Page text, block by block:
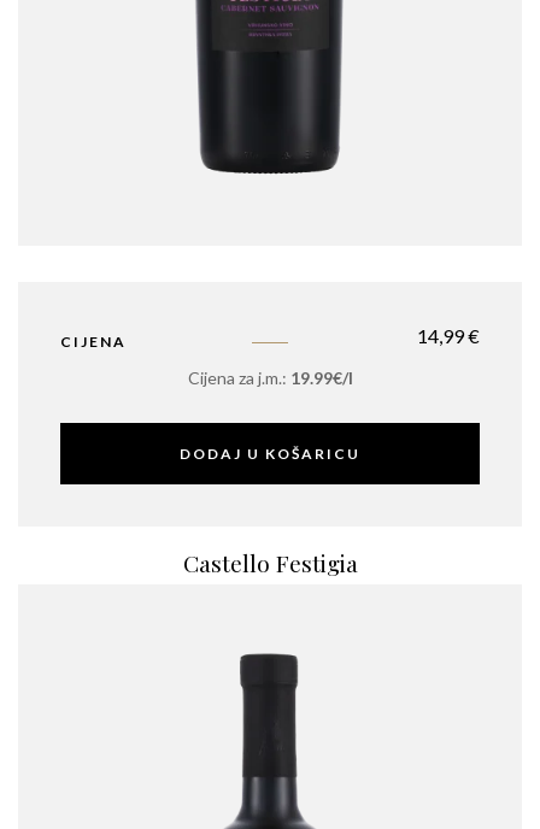
CIJENA 14,99€
Cijena za j.m.: 19.99€/l
DODAJ U KOŠARICU
Castello Festigia